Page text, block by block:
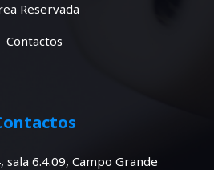
Reservada
Contactos
sala 6.4.09, Campo Grande